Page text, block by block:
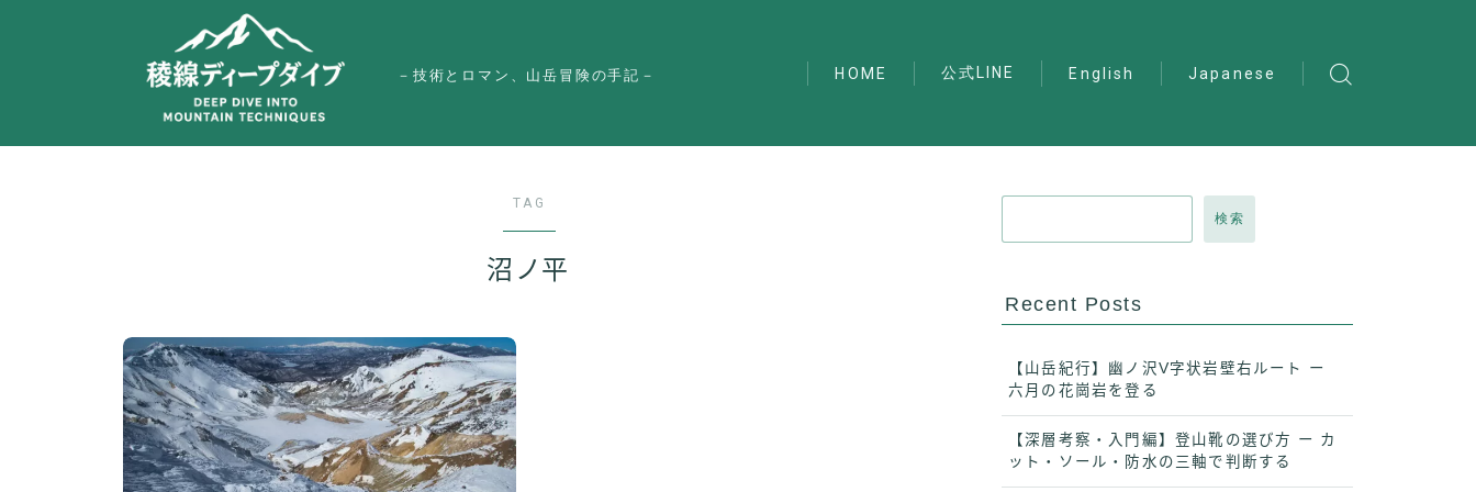
－技術とロマン、山岳冒険の手記－ HOME 公式LINE English Japanese
TAG
沼ノ平
検索
Recent Posts
【山岳紀行】幽ノ沢V字状岩壁右ルート ー
六月の花崗岩を登る
【深層考察・入門編】登山靴の選び方 ー カ
ット・ソール・防水の三軸で判断する